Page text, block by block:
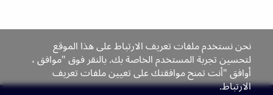
نحن نستخدم ملفات تعريف الارتباط على هذا الموقع
لتحسين تجربة المستخدم الخاصة بك. بالنقر فوق "موافق ،
أوافق "أنت تمنح موافقتك على تعيين ملفات تعريف
الارتباط.